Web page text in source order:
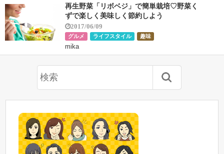
再生野菜「リボベジ」で簡単栽培♡野菜く
ずで楽しく美味しく節約しよう
2017/06/09
グルメ ライフスタイル 趣味
mika